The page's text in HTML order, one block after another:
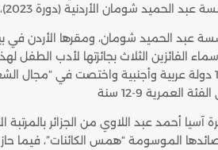
شومان الأردنية (دورة 2023)، حسبما أعلن عنه المنظمون
عبد الحميد شومان، ومقرها الأردن في
مبدعا من 17 دولة عربية وأجنبية واختصت في
الموسومة “همس الكائنات”، فيما حاز